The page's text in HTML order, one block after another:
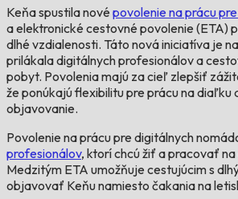
Keňa spustila nové povolenie na prácu
a elektronické cestovné povolenie (ETA)
dlhé vzdialenosti. Táto nová iniciatíva je
prilákala digitálnych profesionálov a
pobyt. Povolenia majú za cieľ zlepšiť
že ponúkajú flexibilitu pre prácu na diaľku
objavovanie.
Povolenie na prácu pre digitálnych
profesionálov, ktorí chcú žiť a pracovať
Medzitým ETA umožňuje cestujúcim s
objavovať Keňu namiesto čakania na